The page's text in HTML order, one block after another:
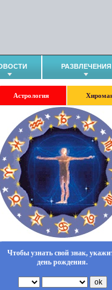
РАЗВЛЕЧЕНИЯ
Астрология
Чтобы узнать свой знак,
день рождения.